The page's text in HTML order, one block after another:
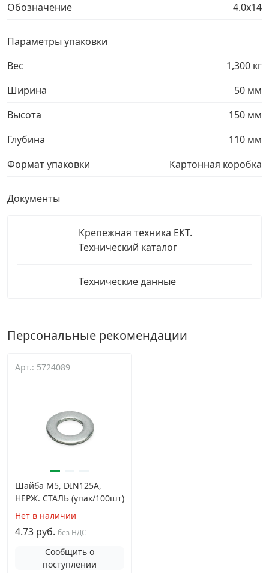
Электро и бензоинструмент, оборудование ›
Перфорированный крепеж ›
Скобяные изделия и мебельная фурнитура
Обозначение
4.0х14
Параметры упаковки
Вес
1,300 кг
Ширина
50 мм
Высота
150 мм
Глубина
110 мм
Формат упаковки
Картонная коробка
Документы
Крепежная техника ЕКТ.
Технический каталог
Технические данные
Персональные рекомендации
Арт.: 5724089
Шайба М5, DIN125A,
НЕРЖ. СТАЛЬ (упак/100шт)
Нет в наличии
4.73 руб. без НДС
Сообщить о
поступлении